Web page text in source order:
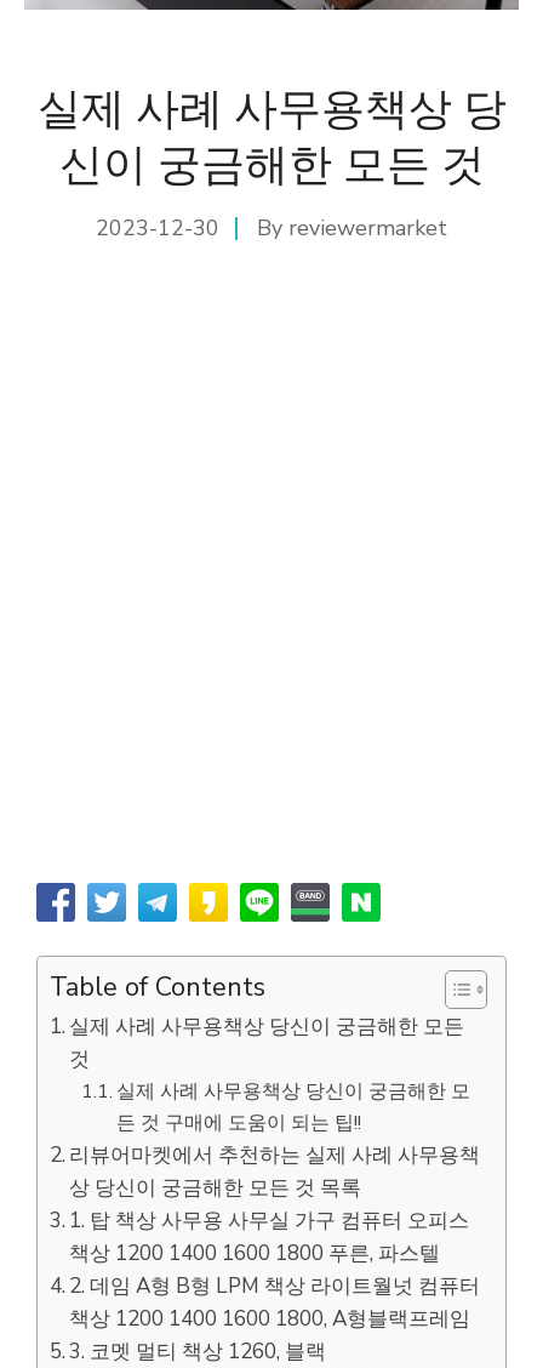
실제 사례 사무용책상 당
신이 궁금해한 모든 것
2023-12-30 By reviewermarket
Table of Contents
실제 사례 사무용책상 당신이 궁금해한 모든
것
실제 사례 사무용책상 당신이 궁금해한 모
든 것 구매에 도움이 되는 팁!!
리뷰어마켓에서 추천하는 실제 사례 사무용책
상 당신이 궁금해한 모든 것 목록
1. 탑 책상 사무용 사무실 가구 컴퓨터 오피스
책상 1200 1400 1600 1800 푸른, 파스텔
2. 데임 A형 B형 LPM 책상 라이트월넛 컴퓨터
책상 1200 1400 1600 1800, A형블랙프레임
3. 코멧 멀티 책상 1260, 블랙